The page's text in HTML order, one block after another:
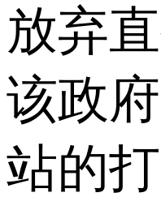
放弃
该政
站的